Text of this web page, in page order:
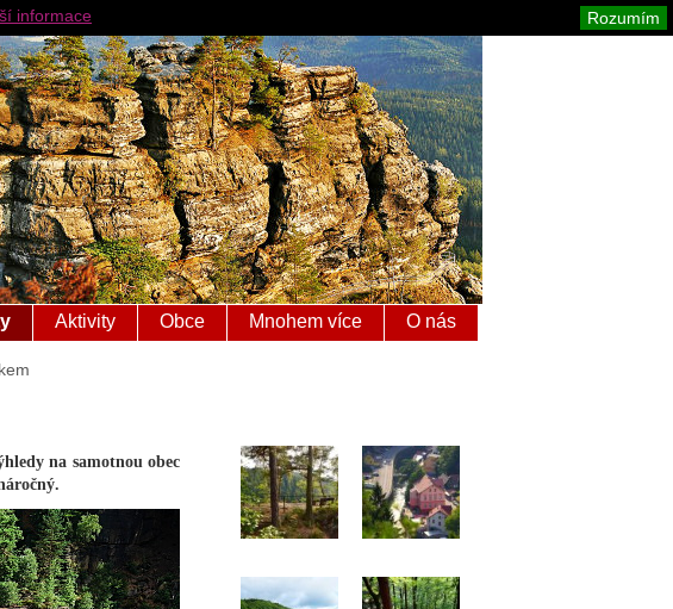
Aktivity Obce Mnohem více O nás
na samotnou obec
Rozumím
informace